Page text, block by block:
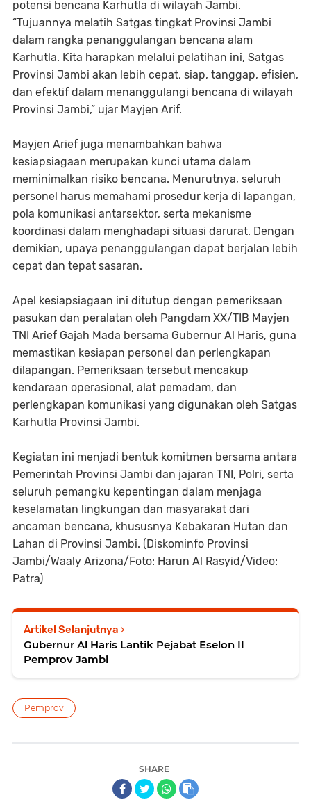
potensi bencana Karhutla di wilayah Jambi.
“Tujuannya melatih Satgas tingkat Provinsi Jambi
dalam rangka penanggulangan bencana alam
Karhutla. Kita harapkan melalui pelatihan ini, Satgas
Provinsi Jambi akan lebih cepat, siap, tanggap, efisien,
dan efektif dalam menanggulangi bencana di wilayah
Provinsi Jambi,” ujar Mayjen Arif.
Mayjen Arief juga menambahkan bahwa
kesiapsiagaan merupakan kunci utama dalam
meminimalkan risiko bencana. Menurutnya, seluruh
personel harus memahami prosedur kerja di lapangan,
pola komunikasi antarsektor, serta mekanisme
koordinasi dalam menghadapi situasi darurat. Dengan
demikian, upaya penanggulangan dapat berjalan lebih
cepat dan tepat sasaran.
Apel kesiapsiagaan ini ditutup dengan pemeriksaan
pasukan dan peralatan oleh Pangdam XX/TIB Mayjen
TNI Arief Gajah Mada bersama Gubernur Al Haris, guna
memastikan kesiapan personel dan perlengkapan
dilapangan. Pemeriksaan tersebut mencakup
kendaraan operasional, alat pemadam, dan
perlengkapan komunikasi yang digunakan oleh Satgas
Karhutla Provinsi Jambi.
Kegiatan ini menjadi bentuk komitmen bersama antara
Pemerintah Provinsi Jambi dan jajaran TNI, Polri, serta
seluruh pemangku kepentingan dalam menjaga
keselamatan lingkungan dan masyarakat dari
ancaman bencana, khususnya Kebakaran Hutan dan
Lahan di Provinsi Jambi. (Diskominfo Provinsi
Jambi/Waaly Arizona/Foto: Harun Al Rasyid/Video:
Patra)
Artikel Selanjutnya
Gubernur Al Haris Lantik Pejabat Eselon II
Pemprov Jambi
Pemprov
SHARE